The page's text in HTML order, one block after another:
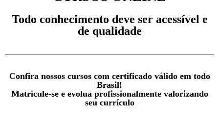
Todo conhecimento deve ser acessível e
de qualidade
Confira nossos cursos com certificado válido em todo
Brasil!
Matricule-se e evolua profissionalmente valorizando
seu currículo